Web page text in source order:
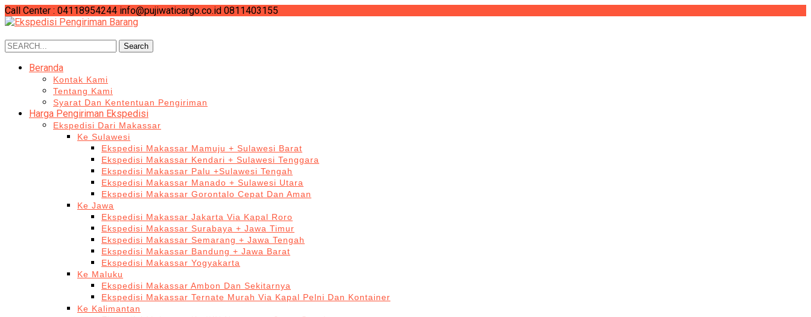
Call Center : 04118954244 info@pujiwaticargo.co.id 0811403155
Search
for:
Search
Beranda
Kontak Kami
Tentang Kami
Syarat Dan Kententuan Pengiriman
Harga Pengiriman Ekspedisi
Ekspedisi Dari Makassar
Ke Sulawesi
Ekspedisi Makassar Mamuju + Sulawesi Barat
Ekspedisi Makassar Kendari + Sulawesi Tenggara
Ekspedisi Makassar Palu +Sulawesi Tengah
Ekspedisi Makassar Manado + Sulawesi Utara
Ekspedisi Makassar Gorontalo Cepat Dan Aman
Ke Jawa
Ekspedisi Makassar Jakarta Via Kapal Roro
Ekspedisi Makassar Surabaya + Jawa Timur
Ekspedisi Makassar Semarang + Jawa Tengah
Ekspedisi Makassar Bandung + Jawa Barat
Ekspedisi Makassar Yogyakarta
Ke Maluku
Ekspedisi Makassar Ambon Dan Sekitarnya
Ekspedisi Makassar Ternate Murah Via Kapal Pelni Dan Kontainer
Ke Kalimantan